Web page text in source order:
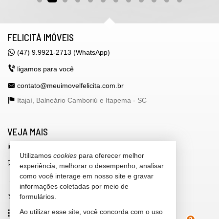
FELICITÁ IMÓVEIS
(47) 9.9921-2713 (WhatsApp)
ligamos para você
contato@meuimovelfelicita.com.br
Itajaí, Balneário Camboriú e Itapema - SC
VEJA MAIS
indicadores financeiros
cadastre seu imóvel
imóveis favoritos
mapa de imóveis
Utilizamos cookies para oferecer melhor
experiência, melhorar o desempenho, analisar
como você interage em nosso site e gravar
informações coletadas por meio de
formulários.
Ao utilizar esse site, você concorda com o uso